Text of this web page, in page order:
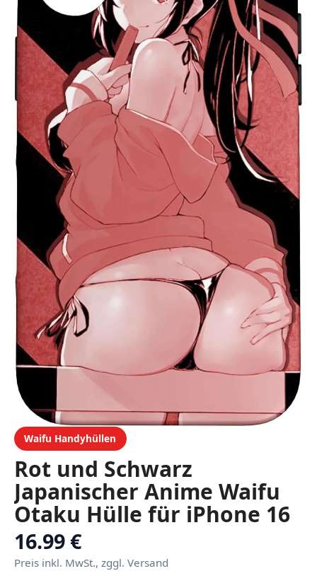
Waifu Handyhüllen
Rot und Schwarz
Japanischer Anime Waifu
Otaku Hülle für iPhone 16
16.99 €
Preis inkl. MwSt., zggl. Versand